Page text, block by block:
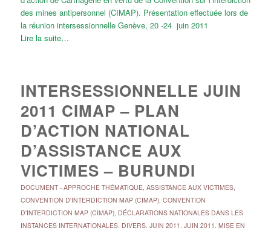
des mines antipersonnel (CIMAP). Présentation effectuée lors de
la réunion intersessionnelle Genève, 20 -24 juin 2011
Lire la suite…
INTERSESSIONNELLE JUIN
2011 CIMAP – PLAN
D’ACTION NATIONAL
D’ASSISTANCE AUX
VICTIMES – BURUNDI
DOCUMENT- APPROCHE THÉMATIQUE, ASSISTANCE AUX VICTIMES,
CONVENTION D'INTERDICTION MAP (CIMAP), CONVENTION
D'INTERDICTION MAP (CIMAP), DÉCLARATIONS NATIONALES DANS LES
INSTANCES INTERNATIONALES, DIVERS, JUIN 2011 , JUIN 2011 , MISE EN